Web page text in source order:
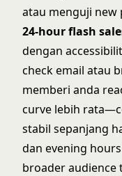
atau menguji new
24-hour flash
dengan
check email atau
memberi anda
curve lebih
stabil sepanjang
dan evening
broader audience